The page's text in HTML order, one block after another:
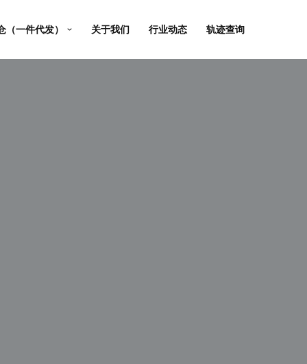
（一件代发） 关于我们 行业动态 轨迹查询